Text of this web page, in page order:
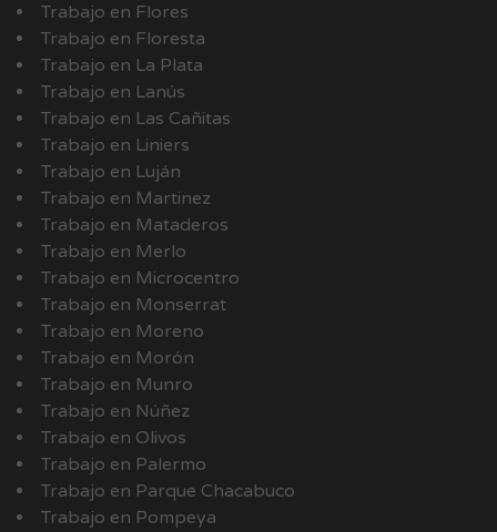
Trabajo en Flores
Trabajo en Floresta
Trabajo en La Plata
Trabajo en Lanús
Trabajo en Las Cañitas
Trabajo en Liniers
Trabajo en Luján
Trabajo en Martinez
Trabajo en Mataderos
Trabajo en Merlo
Trabajo en Microcentro
Trabajo en Monserrat
Trabajo en Moreno
Trabajo en Morón
Trabajo en Munro
Trabajo en Núñez
Trabajo en Olivos
Trabajo en Palermo
Trabajo en Parque Chacabuco
Trabajo en Pompeya